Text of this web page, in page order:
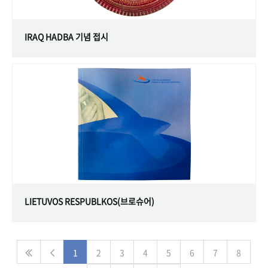
IRAQ HADBA 기념 접시
LIETUVOS RESPUBLKOS(브로슈어)
1 2 3 4 5 6 7 8